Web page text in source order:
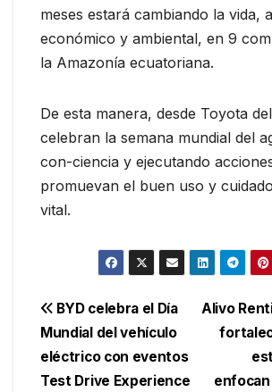
meses estará cambiando la vida,
económico y ambiental, en 9
la Amazonía ecuatoriana.
De esta manera, desde Toyota
celebran la semana mundial del
con-ciencia y ejecutando
promuevan el buen uso y
vital.
Navegación
de
Alivo
BYD celebra el Día
Mundial del vehículo
eléctrico con eventos
Test Drive Experience